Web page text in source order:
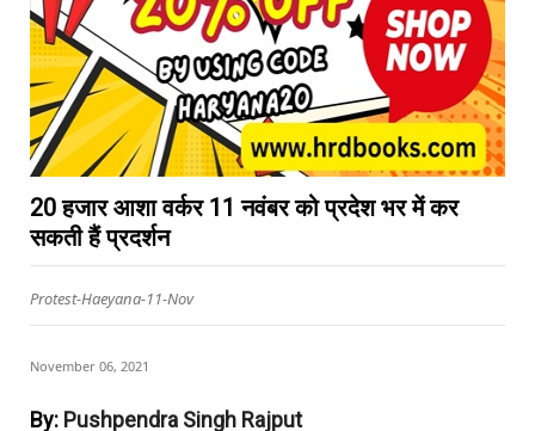
20 हजार आशा वर्कर 11 नवंबर को प्रदेश भर में कर
सकती हैं प्रदर्शन
Protest-Haeyana-11-Nov
November 06, 2021
By: Pushpendra Singh Rajput